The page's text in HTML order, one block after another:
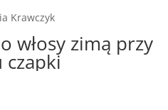
Krawczyk
włosy zimą przy
czapki